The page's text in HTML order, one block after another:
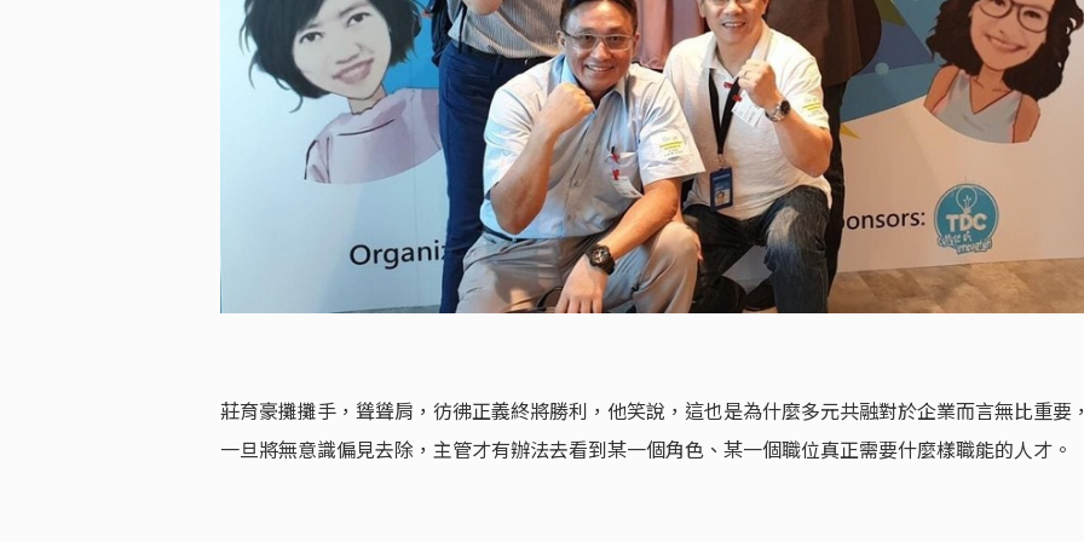
莊育豪攤攤手，聳聳肩，彷彿正義終將勝利，他笑說，這也是為什麼多元共融對於企業而言無比重要
一旦將無意識偏見去除，主管才有辦法去看到某一個角色、某一個職位真正需要什麼樣職能的人才。